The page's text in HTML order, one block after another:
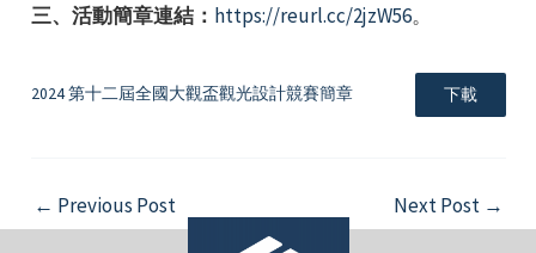
三、活動簡章連結： https://reurl.cc/2jzW56。
2024 第十二屆全國大觀盃觀光設計競賽簡章 下載
Post
navigation
← Previous Post Next Post →